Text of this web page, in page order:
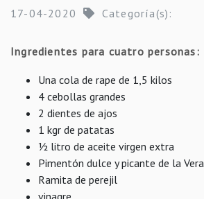
17-04-2020 Categoría(s):
Ingredientes para cuatro personas:
Una cola de rape de 1,5 kilos
4 cebollas grandes
2 dientes de ajos
1 kgr de patatas
½ litro de aceite virgen extra
Pimentón dulce y picante de la Vera
Ramita de perejil
vinagre